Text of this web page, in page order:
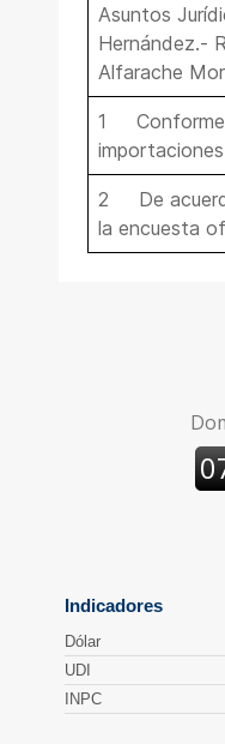
Asuntos
Hernández.-
Alfarache
1 Conforme
2 De
la encuesta